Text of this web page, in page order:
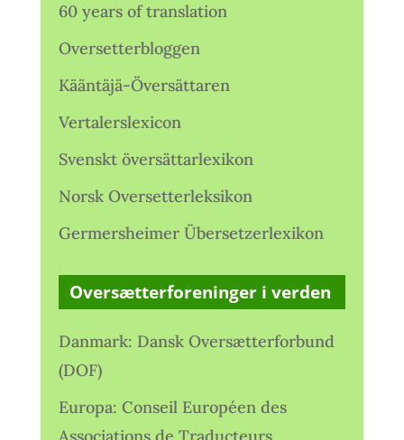
60 years of translation
Oversetterbloggen
Kääntäjä-Översättaren
Vertalerslexicon
Svenskt översättarlexikon
Norsk Oversetterleksikon
Germersheimer Übersetzerlexikon
Oversætterforeninger i verden
Danmark: Dansk Oversætterforbund
(DOF)
Europa: Conseil Européen des